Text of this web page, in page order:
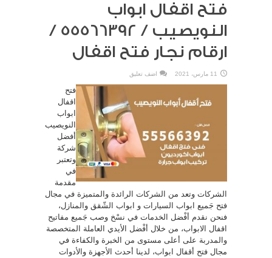
فتح اقفال ابواب
النويصيب / 55566392 /
ارقام نجار فتح اقفال
11 مارس، 2021 اضف تعليق
فتح
اقفال
ابواب
النويصيب
أفضل
شركة
وتعتبر
في
مقدمة
الشركات وتعد من الشركات الرائدة والمتميزة في مجال
فتح جَميع ابواب السيارات و ابواب الشّقق والمنازل،
فنحن نقدم أفْضل الخدمات في نسْخ وصب جَميع مفاتيح
اقفال الابواب، من خلال أفْضل الأيدي العاملة المتخصصة
والمدربة على أعلى مستوى من الخبرة والكفاءة في
مجال فتح أقفال ابواب، لدينا أحدث الأجهزة والأدوات